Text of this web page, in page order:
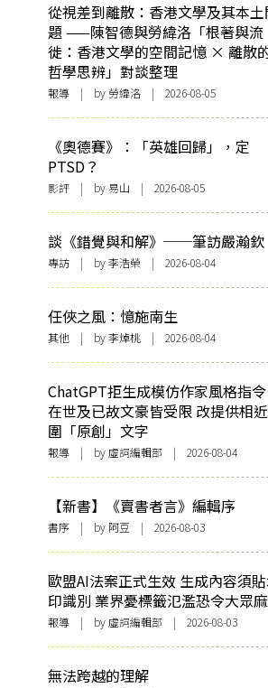
從視差到離散：香港文學及其本土
題 ——陳智德與勞緯洛「根著與流
徙：香港文學的空間記憶 × 離散
哲學思辨」對談整理
報導 | by 勞緯洛 | 2026-08-05
《奧德賽》：「英雄回歸」，定
PTSD？
影評 | by 易山 | 2026-08-05
談《錯覺與和解》──筆訪嚴瀚欽
專訪 | by 李浩榮 | 2026-08-04
任俠之風：憶施南生
其他 | by 李焯桃 | 2026-08-04
ChatGPT拒生成模仿作家風格指令
在世及已故文豪皆受限 改提供相
圍「原創」文字
報導 | by 虛詞編輯部 | 2026-08-04
【新書】《賣書者言》編輯序
書序 | by 阿豆 | 2026-08-03
歐盟AI法案正式生效 生成內容須
印識別 業界憂標籤氾濫恐令大眾
報導 | by 虛詞編輯部 | 2026-08-03
無法跨越的理解